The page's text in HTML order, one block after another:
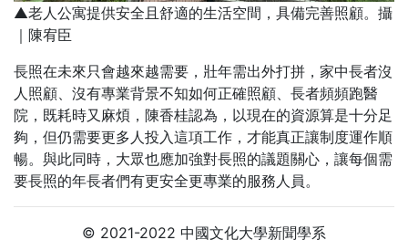
▲老人公寓提供安全且舒適的生活空間，具備完善照顧。攝
｜陳宥臣
長照在未來只會越來越需要，壯年需出外打拼，家中長者沒
人照顧、沒有專業背景不知如何正確照顧、長者頻頻跑醫
院，既耗時又麻煩，陳香桂認為，以現在的資源算是十分足
夠，但仍需要更多人投入這項工作，才能真正讓制度運作順
暢。與此同時，大眾也應加強對長照的議題關心，讓每個需
要長照的年長者們有更安全更專業的服務人員。
© 2021-2022 中國文化大學新聞學系